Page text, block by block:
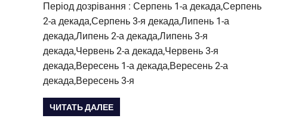
Період дозрівання : Серпень 1-а декада,Серпень
2-а декада,Серпень 3-я декада,Липень 1-а
декада,Липень 2-а декада,Липень 3-я
декада,Червень 2-а декада,Червень 3-я
декада,Вересень 1-а декада,Вересень 2-а
декада,Вересень 3-я
ЧИТАТЬ ДАЛЕЕ